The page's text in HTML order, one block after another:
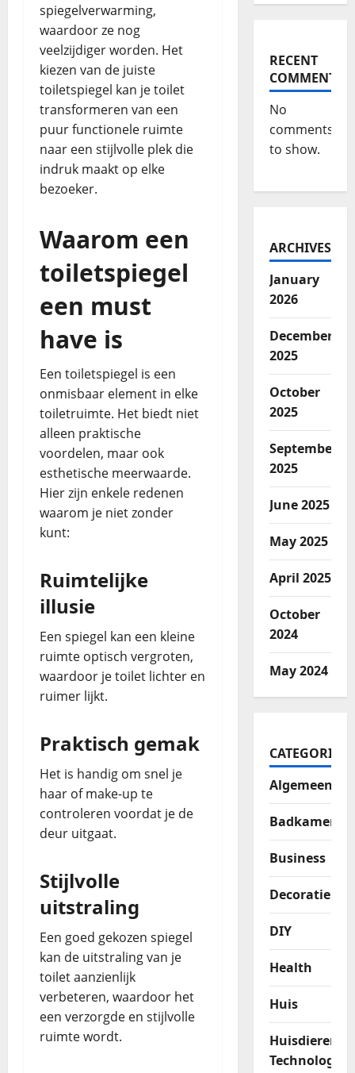
spiegelverwarming,
waardoor ze nog
veelzijdiger worden. Het
kiezen van de juiste
toiletspiegel kan je toilet
transformeren van een
puur functionele ruimte
naar een stijlvolle plek die
indruk maakt op elke
bezoeker.
Waarom een
toiletspiegel
een must
have is
Een toiletspiegel is een
onmisbaar element in elke
toiletruimte. Het biedt niet
alleen praktische
voordelen, maar ook
esthetische meerwaarde.
Hier zijn enkele redenen
waarom je niet zonder
kunt:
Ruimtelijke
illusie
Een spiegel kan een kleine
ruimte optisch vergroten,
waardoor je toilet lichter en
ruimer lijkt.
Praktisch gemak
Het is handig om snel je
haar of make-up te
controleren voordat je de
deur uitgaat.
Stijlvolle
uitstraling
Een goed gekozen spiegel
kan de uitstraling van je
toilet aanzienlijk
verbeteren, waardoor het
een verzorgde en stijlvolle
ruimte wordt.
RECENT
COMMENTS
No
comments
to show.
ARCHIVES
January
2026
December
2025
October
2025
September
2025
June 2025
May 2025
April 2025
October
2024
May 2024
CATEGORIES
Algemeen
Badkamer
Business
Decoratie
DIY
Health
Huis
Huisdieren
Technologie